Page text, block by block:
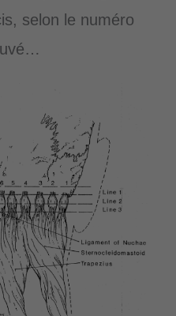
selon le numéro